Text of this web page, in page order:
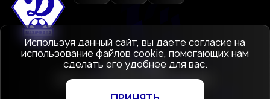
© 1927-2026
АНО «Футбольный клуб Динамо»
Махачкала
Используя данный сайт, вы даете согласие на
использование файлов cookie, помогающих нам
сделать его удобнее для вас.